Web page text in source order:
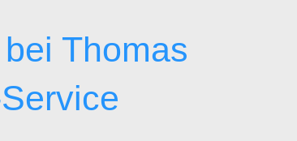
Thomas